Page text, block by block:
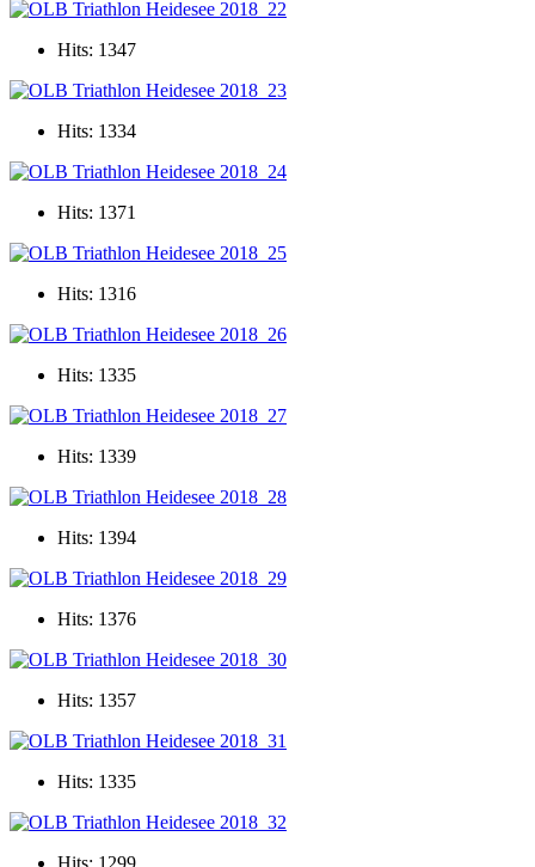
Hits: 1347
Hits: 1334
Hits: 1371
Hits: 1316
Hits: 1335
Hits: 1339
Hits: 1394
Hits: 1376
Hits: 1357
Hits: 1335
Hits: 1299